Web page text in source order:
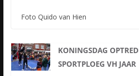
Foto Quido van Hien
KONINGSDAG
SPORTPLOEG VH JAAR